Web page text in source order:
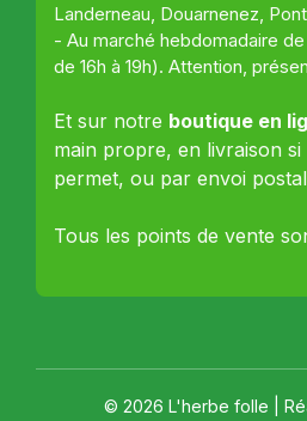
Landerneau, Douarnenez, Pont
- Au marché hebdomadaire
de 16h à 19h). Attention,
Et sur notre boutique en
main propre, en livraison si
permet, ou par envoi
Tous les points de vente
© 2026 L'herbe folle |